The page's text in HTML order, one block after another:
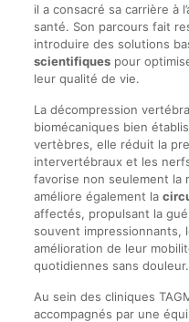
il a consacré sa carrière à
santé. Son parcours fait
introduire des solutions
scientifiquespour
leur qualité de vie.
La décompression
biomécaniques bien
vertèbres, elle réduit la
intervertébraux et les
favorise non seulement la
améliore également la
affectés, propulsant la
souvent impressionnants,
amélioration de leur
quotidiennes sans douleur.
Au sein des cliniques
accompagnés par une